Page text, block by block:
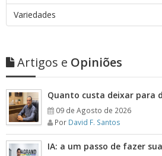
Variedades
Artigos e Opiniões
Quanto custa deixar para
09 de Agosto de 2026
Por David F. Santos
IA: a um passo de fazer